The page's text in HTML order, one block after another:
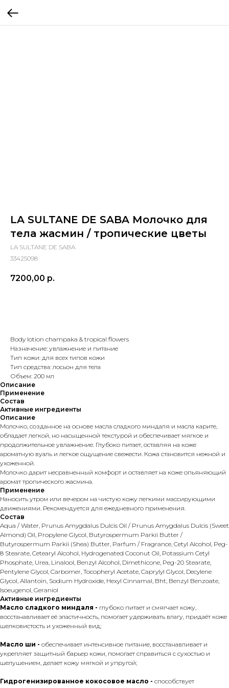
LA SULTANE DE SABA Молочко для
тела жасмин / тропические цветы
LA SULTANE DE SABA
33425098
7200,00 р.
Body lotion champaka & tropical flowers
Назначение: увлажнение и питание
Тип кожи: для всех типов кожи
Тип средства: лосьон для тела
Объем: 200 мл
Описание
Применение
Состав
Активные ингредиенты
Описание
Молочко, созданное на основе масла сладкого миндаля и масла карите,
обладает легкой, но насыщенной текстурой и обеспечивает мягкое и
продолжительное увлажнение. Глубоко питает, оставляя на коже
ароматную вуаль и легкое ощущение свежести. Кожа становится нежной и
ухоженной.
Молочко дарит несравненный комфорт и оставляет на коже опьяняющий
аромат тропического жасмина.
Применение
Наносить утром или вечером на чистую кожу легкими массирующими
движениями. Рекомендуется для ежедневного применения.
Состав
Aqua / Water, Prunus Amygdalus Dulcis Oil / Prunus Amygdalus Dulcis (Sweet
Almond) Oil, Propylene Glycol, Butyrospermum Parkii Butter /
Butyrospermum Parkii (Shea) Butter, Parfum / Fragrance, Cetyl Alcohol, Peg-
8 Stearate, Cetearyl Alcohol, Hydrogenated Coconut Oil, Potassium Cetyl
Phosphate, Urea, Linalool, Benzyl Alcohol, Dimethicone, Peg-20 Stearate,
Pentylene Glycol, Carbomer, Tocopheryl Acetate, Caprylyl Glycol, Decylene
Glycol, Allantoin, Sodium Hydroxide, Hexyl Cinnamal, Bht, Benzyl Benzoate,
Isoeugenol, Geraniol
Активные ингредиенты
Масло сладкого миндаля - глубоко питает и смягчает кожу,
восстанавливает её эластичность, помогает удерживать влагу, придаёт коже
шелковистость и ухоженный вид;
Масло ши - обеспечивает интенсивное питание, восстанавливает и
укрепляет защитный барьер кожи, помогает справиться с сухостью и
шелушением, делает кожу мягкой и упругой;
Гидрогенизированное кокосовое масло - способствует